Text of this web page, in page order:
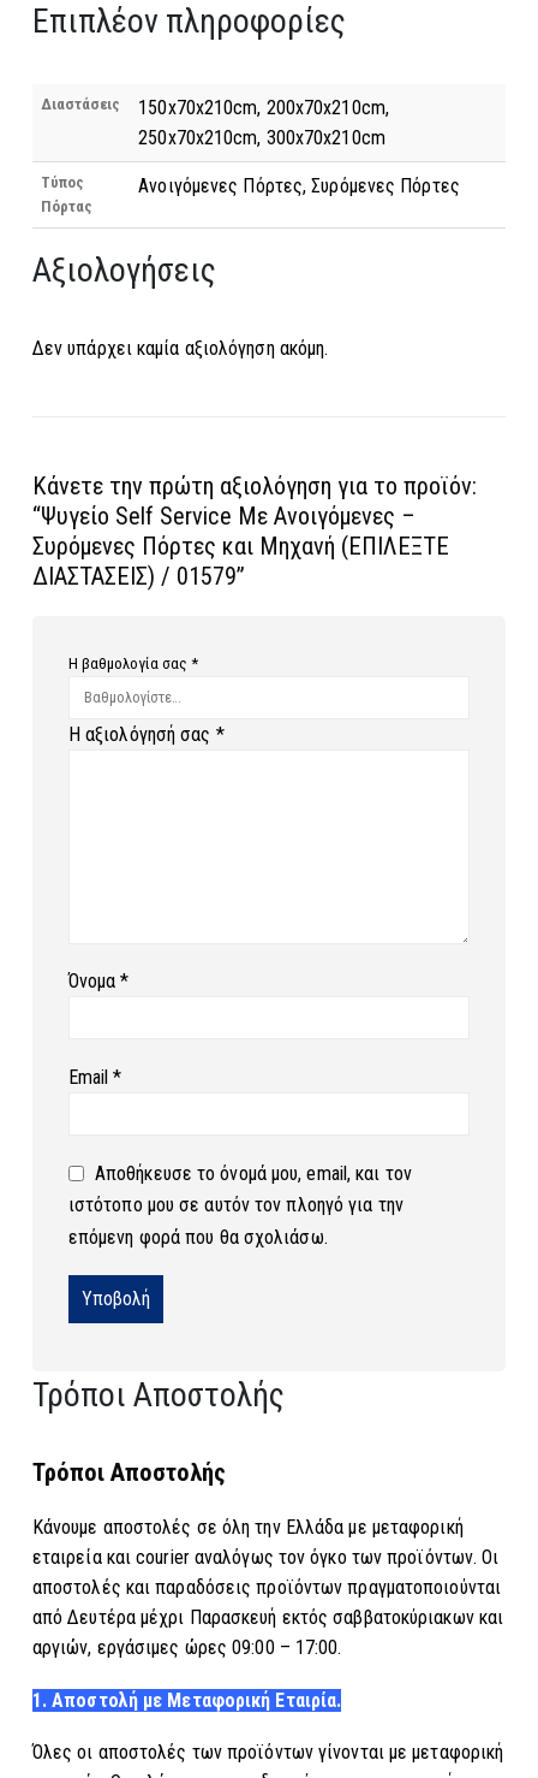
Επιπλέον πληροφορίες
Διαστάσεις
150x70x210cm, 200x70x210cm,
250x70x210cm, 300x70x210cm
Τύπος
Πόρτας
Ανοιγόμενες Πόρτες, Συρόμενες Πόρτες
Αξιολογήσεις
Δεν υπάρχει καμία αξιολόγηση ακόμη.
Κάνετε την πρώτη αξιολόγηση για το προϊόν:
“Ψυγείο Self Service Με Ανοιγόμενες –
Συρόμενες Πόρτες και Μηχανή (ΕΠΙΛΕΞΤΕ
ΔΙΑΣΤΑΣΕΙΣ) / 01579”
Η βαθμολογία σας *
Η αξιολόγησή σας *
Όνομα*
Email*
Αποθήκευσε το όνομά μου, email, και τον
ιστότοπο μου σε αυτόν τον πλοηγό για την
επόμενη φορά που θα σχολιάσω.
Τρόποι Αποστολής
Τρόποι Αποστολής
Κάνουμε αποστολές σε όλη την Ελλάδα με μεταφορική
εταιρεία και courier αναλόγως τον όγκο των προϊόντων. Οι
αποστολές και παραδόσεις προϊόντων πραγματοποιούνται
από Δευτέρα μέχρι Παρασκευή εκτός σαββατοκύριακων και
αργιών, εργάσιμες ώρες 09:00 – 17:00.
1. Αποστολή με Μεταφορική Εταιρία.
Όλες οι αποστολές των προϊόντων γίνονται με μεταφορική